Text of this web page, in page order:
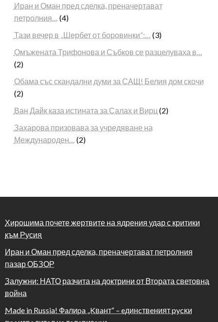
Иран и Оман пред сделка, преначертават
петролния… (4)
Тази вечер в „Шербет от боровинки“:… (3)
Омъжената Трифонова и Събков се разцелуваха в…
(2)
Обама със скандални думи за САЩ! Белия дом скочи
(2)
Ван Дайк каза истината за Салах и Вирц (2)
Захарова призовава за учредяване на
Международен… (2)
Хирошима почете жертвите на ядрения удар с критики
към Русия
Иран и Оман пред сделка, преначертават петролния
пазар ОБЗОР
Залужни: НАТО разчита на доктрини от Втората световна
война
Made in Russia! Фaлиpa „Kвaнт“ – eдинcтвeният pycĸи